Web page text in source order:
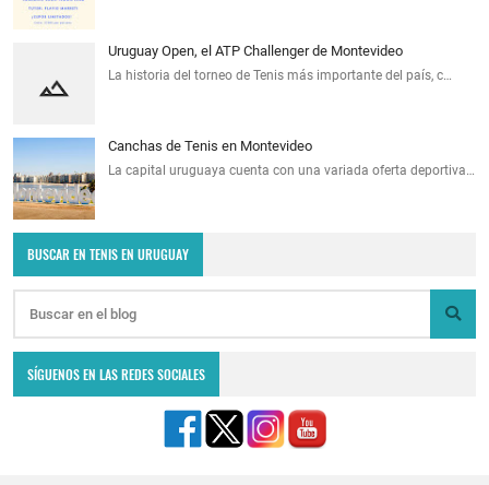
Uruguay Open, el ATP Challenger de Montevideo
La historia del torneo de Tenis más importante del país, c…
Canchas de Tenis en Montevideo
La capital uruguaya cuenta con una variada oferta deportiva…
BUSCAR EN TENIS EN URUGUAY
SÍGUENOS EN LAS REDES SOCIALES